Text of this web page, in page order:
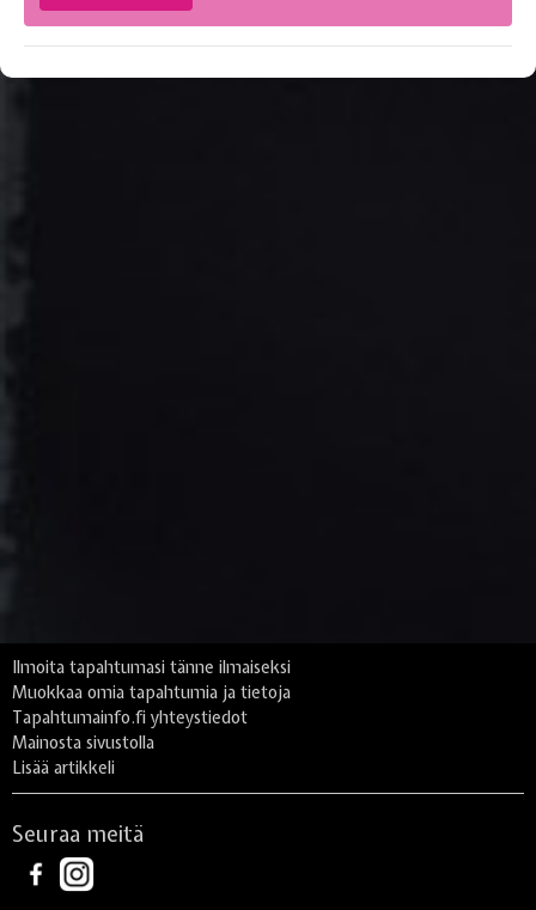
Ilmoita tapahtumasi tänne ilmaiseksi
Muokkaa omia tapahtumia ja tietoja
Tapahtumainfo.fi yhteystiedot
Mainosta sivustolla
Lisää artikkeli
Seuraa meitä